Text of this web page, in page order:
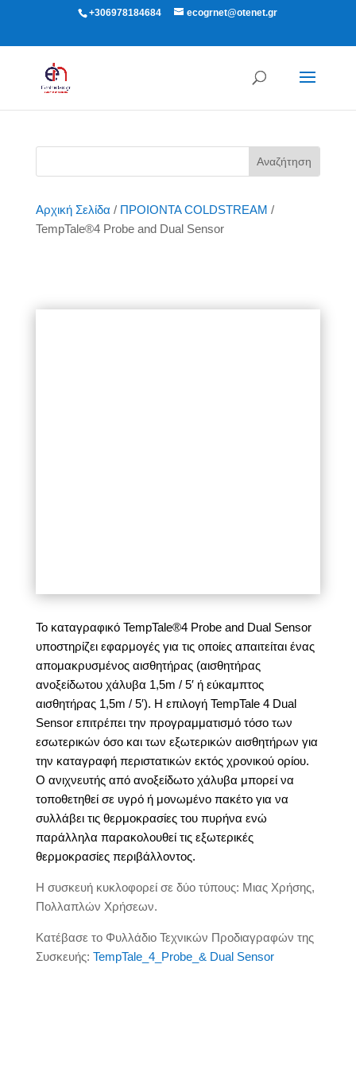
+306978184684 ecogrnet@otenet.gr
Υποβολή παραγγελίας
Αρχική Σελίδα / ΠΡΟΙΟΝΤΑ COLDSTREAM /
TempTale®4 Probe and Dual Sensor
Το καταγραφικό TempTale®4 Probe and Dual Sensor
υποστηρίζει εφαρμογές για τις οποίες απαιτείται ένας
απομακρυσμένος αισθητήρας (αισθητήρας
ανοξείδωτου χάλυβα 1,5m / 5′ ή εύκαμπτος
αισθητήρας 1,5m / 5′). Η επιλογή TempTale 4 Dual
Sensor επιτρέπει την προγραμματισμό τόσο των
εσωτερικών όσο και των εξωτερικών αισθητήρων για
την καταγραφή περιστατικών εκτός χρονικού ορίου.
Ο ανιχνευτής από ανοξείδωτο χάλυβα μπορεί να
τοποθετηθεί σε υγρό ή μονωμένο πακέτο για να
συλλάβει τις θερμοκρασίες του πυρήνα ενώ
παράλληλα παρακολουθεί τις εξωτερικές
θερμοκρασίες περιβάλλοντος.
Η συσκευή κυκλοφορεί σε δύο τύπους: Μιας Χρήσης,
Πολλαπλών Χρήσεων.
Κατέβασε το Φυλλάδιο Τεχνικών Προδιαγραφών της
Συσκευής: TempTale_4_Probe_& Dual Sensor